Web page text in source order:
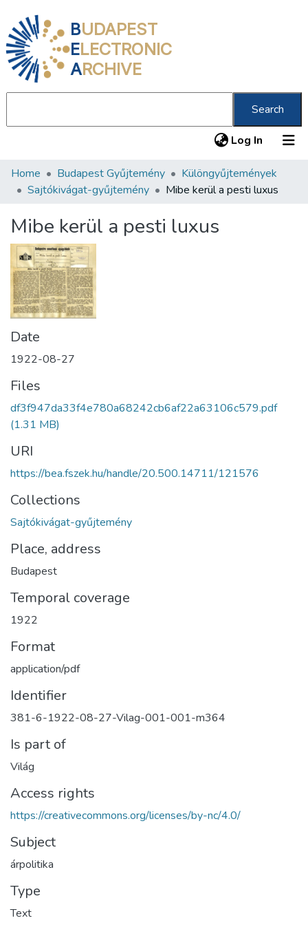
BUDAPEST
ELECTRONIC
ARCHIVE
Search
Log In (current)
Communities & Collections
Statistics
About us
Home Budapest Gyűjtemény
Különgyűjtemények
Sajtókivágat-gyűjtemény
Mibe kerül a pesti luxus
Mibe kerül a pesti luxus
Date
1922-08-27
Files
df3f947da33f4e780a68242cb6af22a63106c579.pdf
(1.31 MB)
URI
https://bea.fszek.hu/handle/20.500.14711/121576
Collections
Sajtókivágat-gyűjtemény
Place, address
Budapest
Temporal coverage
1922
Format
application/pdf
Identifier
381-6-1922-08-27-Vilag-001-001-m364
Is part of
Világ
Access rights
https://creativecommons.org/licenses/by-nc/4.0/
Subject
árpolitika
Type
Text